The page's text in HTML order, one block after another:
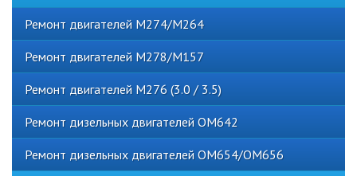
Ремонт двигателей M274/M264
Ремонт двигателей M278/M157
Ремонт двигателей М276 (3.0 / 3.5)
Ремонт дизельных двигателей ОМ642
Ремонт дизельных двигателей ОМ654/ОМ656